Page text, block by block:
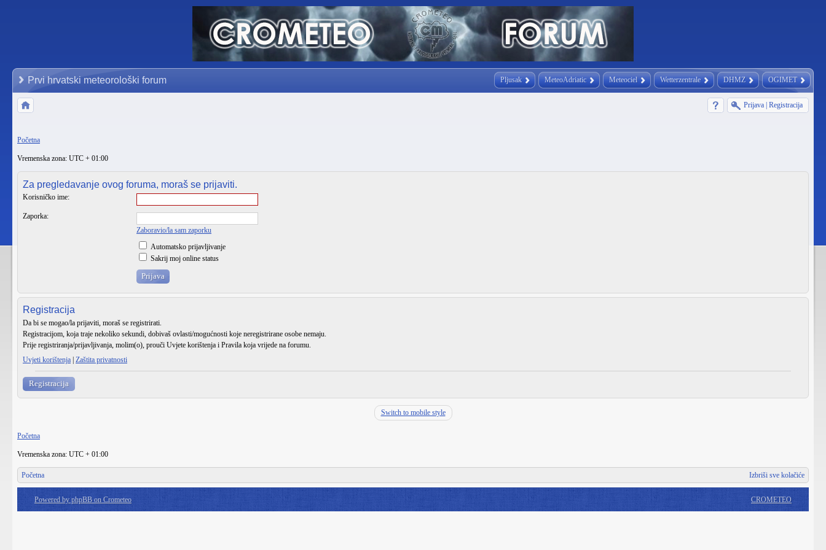
Pljusak MeteoAdriatic Meteociel Wetterzentrale DHMZ OGIMET
Prvi hrvatski meteorološki forum
Prijava Registracija
Početna
Vremenska zona: UTC + 01:00
Za pregledavanje ovog foruma, moraš se prijaviti.
Korisničko ime:
Zaporka:
Zaboravio/la sam zaporku
Automatsko prijavljivanje
Sakrij moj online status
Registracija
Da bi se mogao/la prijaviti, moraš se registrirati.
Registracijom, koja traje nekoliko sekundi, dobivaš ovlasti/mogućnosti koje neregistrirane osobe nemaju.
Prije registriranja/prijavljivanja, molim(o), prouči Uvjete korištenja i Pravila koja vrijede na forumu.
Uvjeti korištenja Zaštita privatnosti
Registracija
Switch to mobile style
Početna
Vremenska zona: UTC + 01:00
Početna Izbriši sve kolačiće
Powered by phpBB on Crometeo CROMETEO